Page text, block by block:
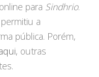
para Sindhrio.
a
pública. Porém,
, outras